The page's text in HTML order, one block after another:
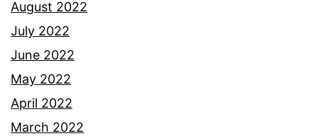
August 2022
July 2022
June 2022
May 2022
April 2022
March 2022